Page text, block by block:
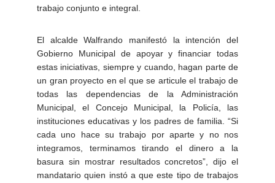
trabajo conjunto e integral.
El alcalde Walfrando manifestó la intención del
Gobierno Municipal de apoyar y financiar todas
estas iniciativas, siempre y cuando, hagan parte de
un gran proyecto en el que se articule el trabajo de
todas las dependencias de la Administración
Municipal, el Concejo Municipal, la Policía, las
instituciones educativas y los padres de familia. “Si
cada uno hace su trabajo por aparte y no nos
integramos, terminamos tirando el dinero a la
basura sin mostrar resultados concretos”, dijo el
mandatario quien instó a que este tipo de trabajos